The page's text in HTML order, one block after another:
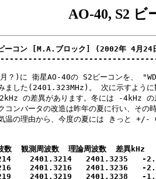
AO-40, S2
コン [M.A.ブロック] (2002年 4月24
？)に 衛星AO-40の S2ビーコンを、
ました(2401.323MHz)。 次に示すように
の差異があります。冬には -4kHz の
コンバータの改造は昨年の夏に行い、その
温の理由から、今度の夏には きっと
観測周波数  理論周波数  差異kHz
2401.3214   2401.3235   -
2401.3216   2401.3236   -